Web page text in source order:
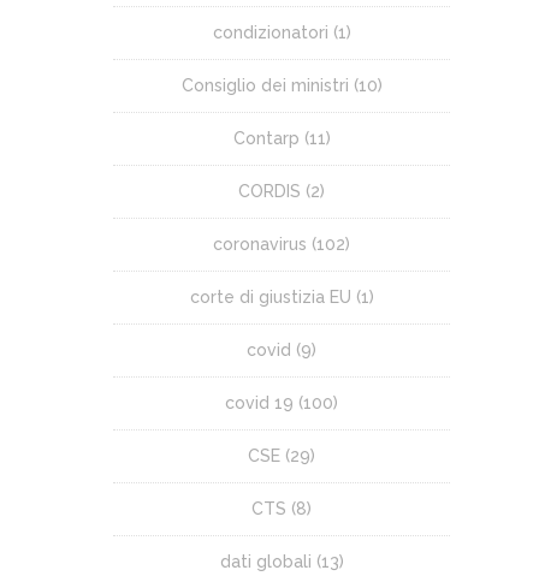
condizionatori (1)
Consiglio dei ministri (10)
Contarp (11)
CORDIS (2)
coronavirus (102)
corte di giustizia EU (1)
covid (9)
covid 19 (100)
CSE (29)
CTS (8)
dati globali (13)